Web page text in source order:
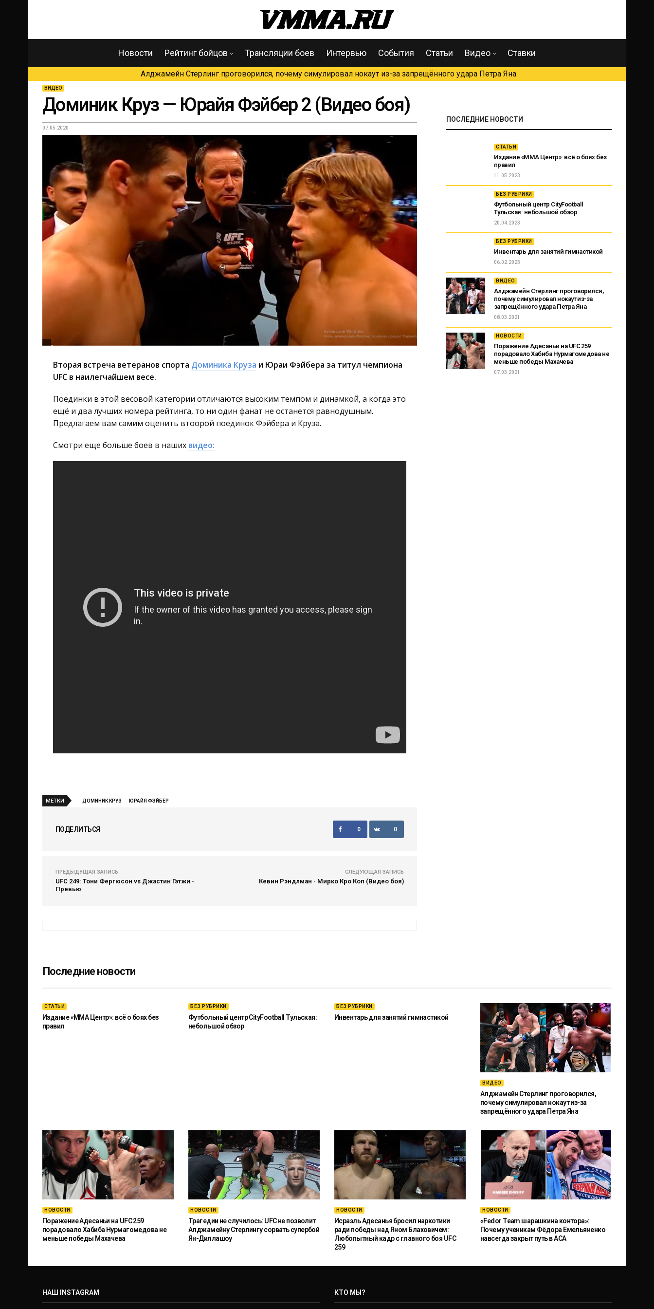
Новости Рейтинг бойцов Трансляции боев Интервью События Статьи Видео Ставки
Алджамейн Стерлинг проговорился, почему симулировал нокаут из-за запрещённого удара Петра Яна
ВИДЕО
Доминик Круз — Юрайя Фэйбер 2 (Видео боя)
07.05.2020
Вторая встреча ветеранов спорта Доминика Круза и Юраи Фэйбера за титул чемпиона
UFC в наилегчайшем весе.
Поединки в этой весовой категории отличаются высоким темпом и динамкой, а когда это
ещё и два лучших номера рейтинга, то ни один фанат не останется равнодушным.
Предлагаем вам самим оценить втоорой поединок Фэйбера и Круза.
Смотри еще больше боев в наших видео:
МЕТКИ ДОМИНИК КРУЗ ЮРАЙЯ ФЭЙБЕР
ПОДЕЛИТЬСЯ 0 0
ПРЕДЫДУЩАЯ ЗАПИСЬ
UFC 249: Тони Фергюсон vs Джастин Гэтжи -
Превью
СЛЕДУЮЩАЯ ЗАПИСЬ
Кевин Рэндлман - Мирко Кро Коп (Видео боя)
ПОСЛЕДНИЕ НОВОСТИ
СТАТЬИ
Издание «ММА Центр»: всё о боях без
правил
11.05.2023
БЕЗ РУБРИКИ
Футбольный центр CityFootball
Тульская: небольшой обзор
20.04.2023
БЕЗ РУБРИКИ
Инвентарь для занятий гимнастикой
06.02.2023
ВИДЕО
Алджамейн Стерлинг проговорился,
почему симулировал нокаут из-за
запрещённого удара Петра Яна
08.03.2021
НОВОСТИ
Поражение Адесаньи на UFC 259
порадовало Хабиба Нурмагомедова не
меньше победы Махачева
07.03.2021
Последние новости
СТАТЬИ
Издание «ММА Центр»: всё о боях без
правил
БЕЗ РУБРИКИ
Футбольный центр CityFootball Тульская:
небольшой обзор
БЕЗ РУБРИКИ
Инвентарь для занятий гимнастикой
ВИДЕО
Алджамейн Стерлинг проговорился,
почему симулировал нокаут из-за
запрещённого удара Петра Яна
НОВОСТИ
Поражение Адесаньи на UFC 259
порадовало Хабиба Нурмагомедова не
меньше победы Махачева
НОВОСТИ
Трагедии не случилось: UFC не позволит
Алджамейну Стерлингу сорвать супербой
Ян-Диллашоу
НОВОСТИ
Исраэль Адесанья бросил наркотики
ради победы над Яном Блаховичем:
Любопытный кадр с главного боя UFC
259
НОВОСТИ
«Fedor Team шарашкина контора»:
Почему ученикам Фёдора Емельяненко
навсегда закрыт путь в ACA
НАШ INSTAGRAM КТО МЫ?